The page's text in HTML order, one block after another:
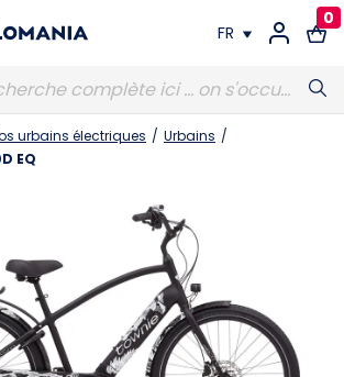
FR
FR
DE
0
urbains électriques / Urbains /
EQ